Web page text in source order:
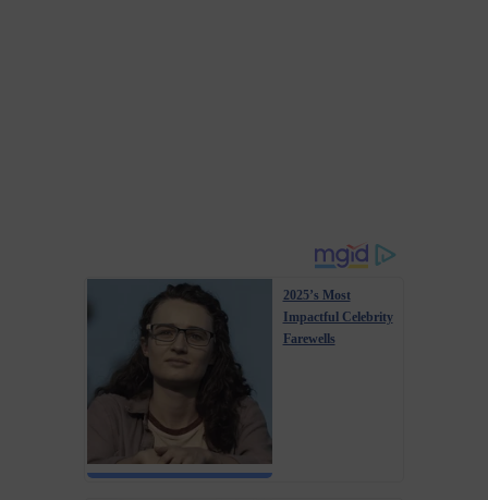
2025’s Most
Impactful Celebrity
Farewells